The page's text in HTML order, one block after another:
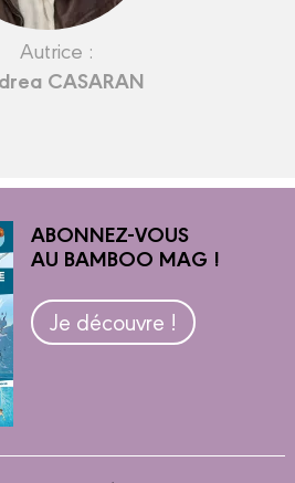
Autrice :
CASARAN
ABONNEZ-VOUS
AU BAMBOO MAG !
Je découvre !